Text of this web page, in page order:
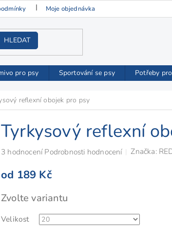
Moje objednávka
HLEDAT
pro psy Sportování se psy Potřeby
reflexní obojek pro psy
Tyrkysový reflexní
Průměrné
produktu
5,0
5
3 hodnocení Podrobnosti hodnocení Značka:
od 189 Kč
Měrná
Zvolte variantu
Velikost